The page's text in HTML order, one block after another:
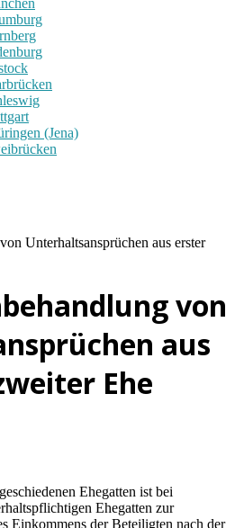
(Jena)
von
aus
Ehe
Ehegatten ist bei
Ehegatten zur
Einkommens der Beteiligten nach der